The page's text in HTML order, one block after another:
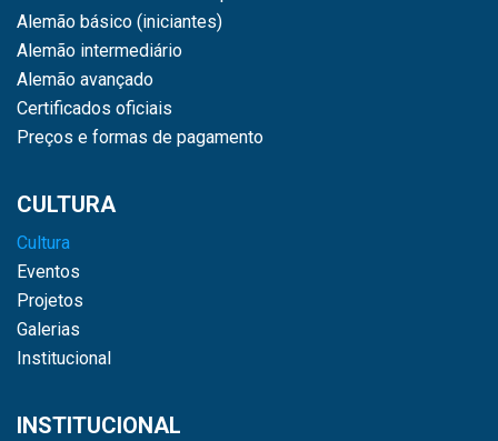
Alemão básico (iniciantes)
Alemão intermediário
Alemão avançado
Certificados oficiais
Preços e formas de pagamento
CULTURA
Cultura
Eventos
Projetos
Galerias
Institucional
INSTITUCIONAL